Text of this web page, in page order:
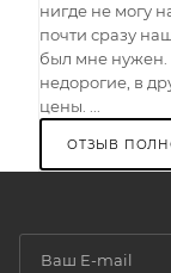
нигде не могу
почти сразу
был мне нужен.
недорогие, в
цены. ...
ОТЗЫВ